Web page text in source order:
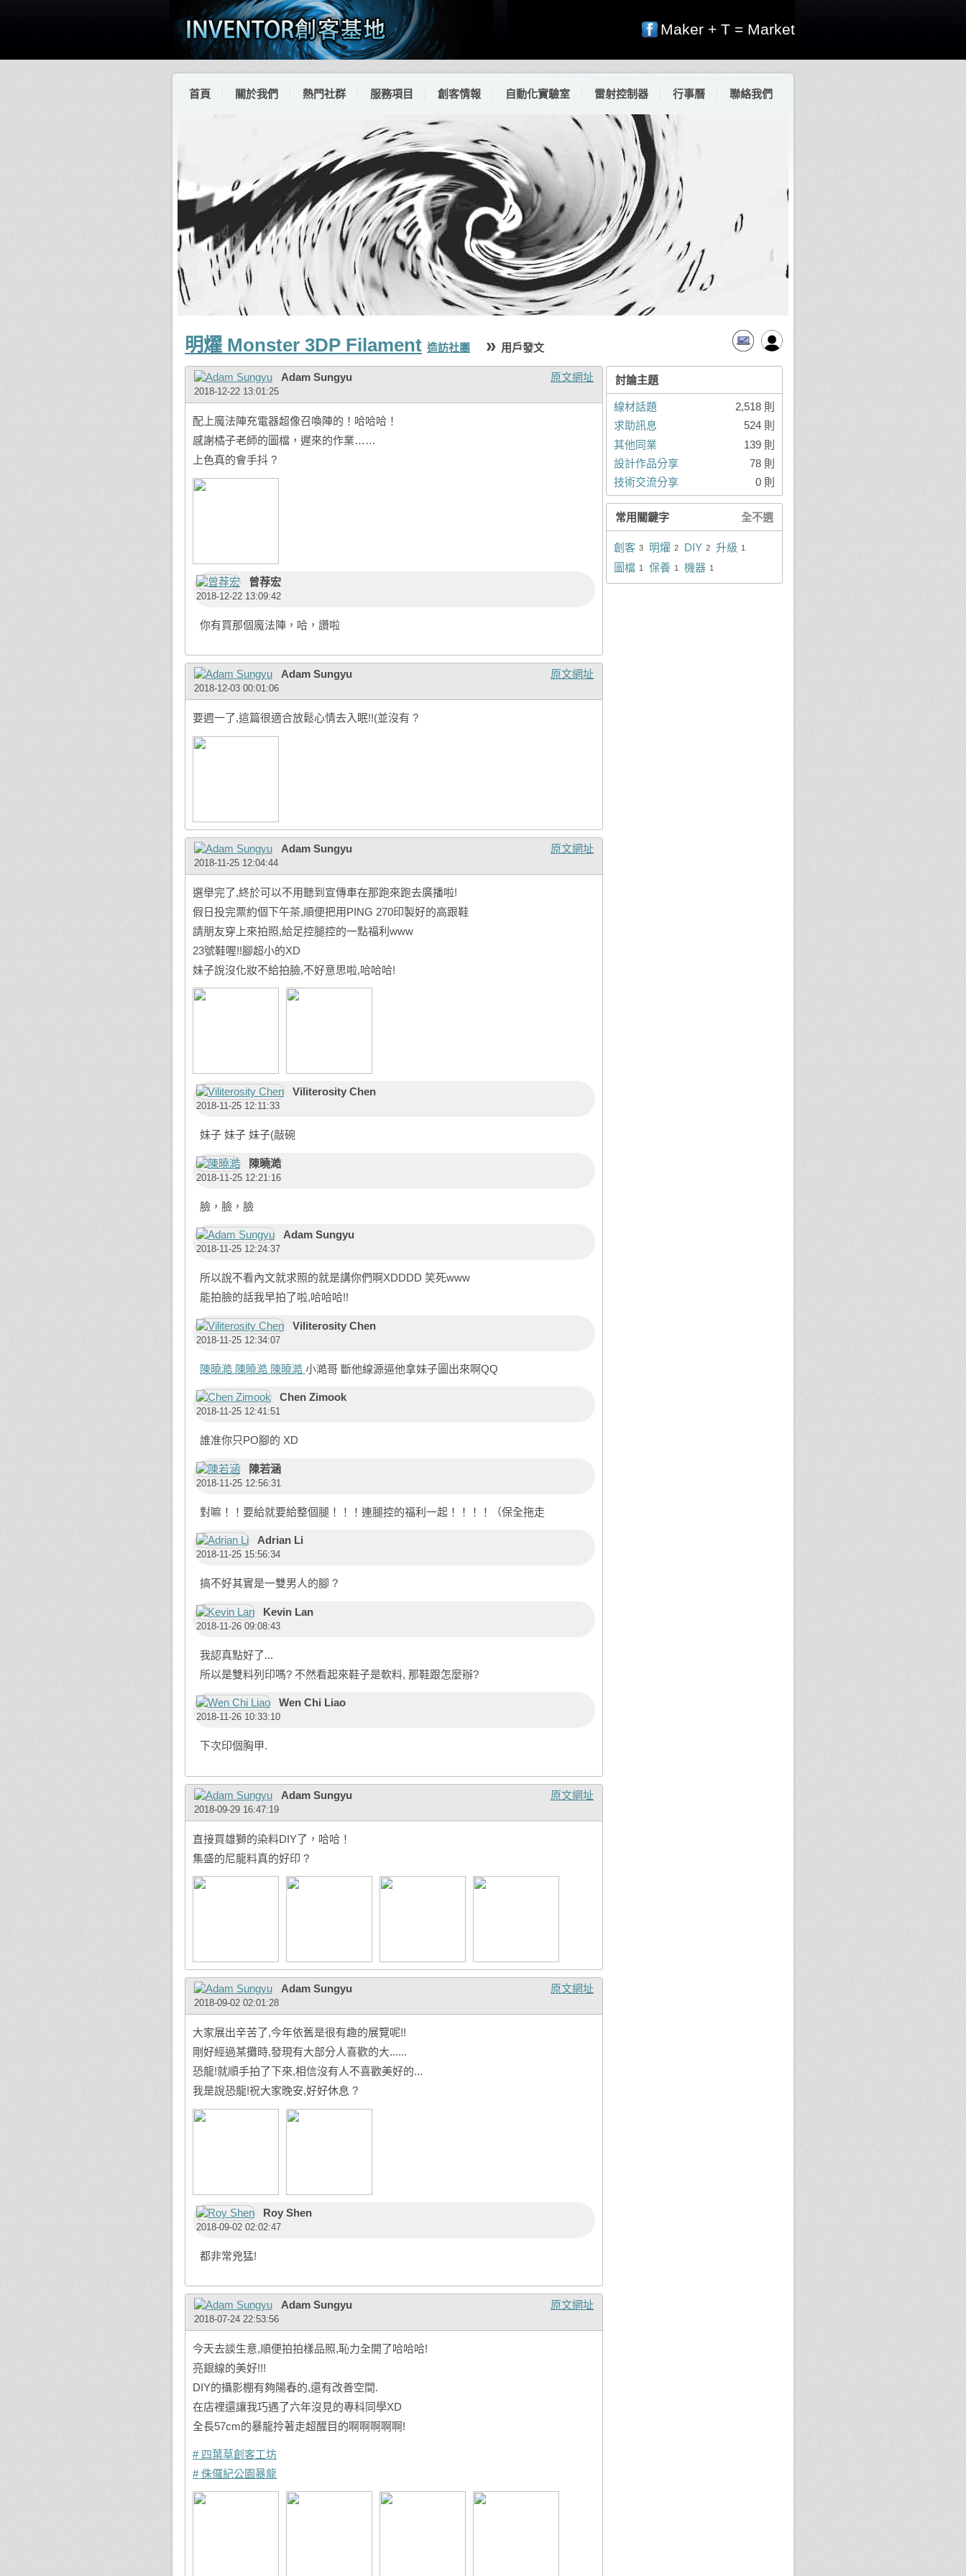
Maker + T = Market
首頁 關於我們 熱門社群 服務項目 創客情報 自動化實驗室 雷射控制器 行事曆 聯絡我們
明燿 Monster 3DP Filament 造訪社團 » 用戶發文
原文網址
Adam Sungyu
2018-12-22 13:01:25
配上魔法陣充電器超像召喚陣的！哈哈哈！
感謝橘子老師的圖檔，遲來的作業……
上色真的會手抖 ?
曾荐宏
2018-12-22 13:09:42
你有買那個魔法陣，哈，讚啦
原文網址
Adam Sungyu
2018-12-03 00:01:06
要週一了,這篇很適合放鬆心情去入眠!!(並沒有 ?
原文網址
Adam Sungyu
2018-11-25 12:04:44
選舉完了,終於可以不用聽到宣傳車在那跑來跑去廣播啦!
假日投完票約個下午茶,順便把用PING 270印製好的高跟鞋
請朋友穿上來拍照,給足控腿控的一點福利www
23號鞋喔!!腳超小的XD
妹子說沒化妝不給拍臉,不好意思啦,哈哈哈!
Viliterosity Chen
2018-11-25 12:11:33
妹子 妹子 妹子(敲碗
陳曉澔
2018-11-25 12:21:16
臉，臉，臉
Adam Sungyu
2018-11-25 12:24:37
所以說不看內文就求照的就是講你們啊XDDDD 笑死www
能拍臉的話我早拍了啦,哈哈哈!!
Viliterosity Chen
2018-11-25 12:34:07
陳曉澔 陳曉澔 陳曉澔 小澔哥 斷他線源逼他拿妹子圖出來啊QQ
Chen Zimook
2018-11-25 12:41:51
誰准你只PO腳的 XD
陳若涵
2018-11-25 12:56:31
對嘛！！要給就要給整個腿！！！連腿控的福利一起！！！！（保全拖走
Adrian Li
2018-11-25 15:56:34
搞不好其實是一雙男人的腳 ?
Kevin Lan
2018-11-26 09:08:43
我認真點好了...
所以是雙料列印嗎? 不然看起來鞋子是軟料, 那鞋跟怎麼辦?
Wen Chi Liao
2018-11-26 10:33:10
下次印個胸甲.
原文網址
Adam Sungyu
2018-09-29 16:47:19
直接買雄獅的染料DIY了，哈哈！
集盛的尼龍料真的好印 ?
原文網址
Adam Sungyu
2018-09-02 02:01:28
大家展出辛苦了,今年依舊是很有趣的展覽呢!!
剛好經過某攤時,發現有大部分人喜歡的大......
恐龍!就順手拍了下來,相信沒有人不喜歡美好的...
我是說恐龍!祝大家晚安,好好休息 ?
Roy Shen
2018-09-02 02:02:47
都非常兇猛!
原文網址
Adam Sungyu
2018-07-24 22:53:56
今天去談生意,順便拍拍樣品照,恥力全開了哈哈哈!
亮銀線的美好!!!
DIY的攝影棚有夠陽春的,還有改善空間.
在店裡還讓我巧遇了六年沒見的專科同學XD
全長57cm的暴龍拎著走超醒目的啊啊啊啊啊!
# 四葉草創客工坊
# 侏儸紀公園暴龍
討論主題
2,518 則
線材話題
524 則
求助訊息
139 則
其他同業
78 則
設計作品分享
0 則
技術交流分享
全不選
常用關鍵字
3
創客 2
明燿 2
DIY 1
升級
1
圖檔 1
保養 1
機器